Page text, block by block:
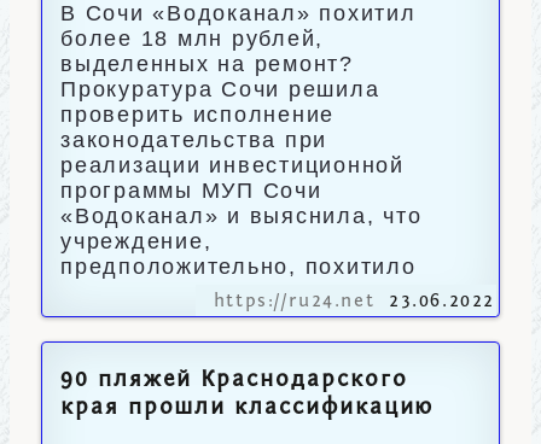
В Сочи «Водоканал» похитил
более 18 млн рублей,
выделенных на ремонт?
Прокуратура Сочи решила
проверить исполнение
законодательства при
реализации инвестиционной
программы МУП Сочи
«Водоканал» и выяснила, что
учреждение,
предположительно, похитило
https://ru24.net 23.06.2022
90 пляжей Краснодарского
края прошли классификацию